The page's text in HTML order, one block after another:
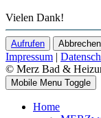
Vielen Dank!
Aufrufen Abbrechen
Impressum |
© Merz Bad &
Mobile Menu Toggle
Home